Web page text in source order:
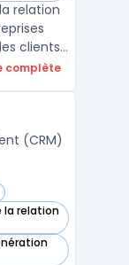
relation
clients
complète
(CRM)
la relation